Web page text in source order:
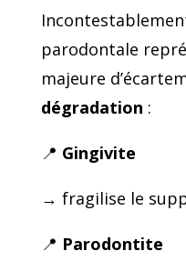
parodontale
majeure
dégradation :
📍 Gingivite
→ fragilise le
📍 Parodontite